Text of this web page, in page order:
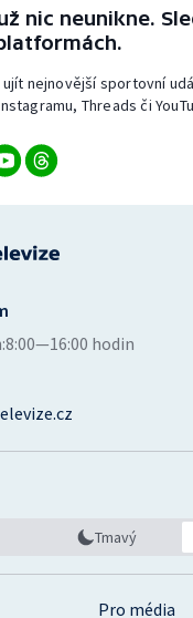
nic neunikne.
nejnovější sportovní
Threads či
Pro média
8:00—16:00 hodin
Tmavý